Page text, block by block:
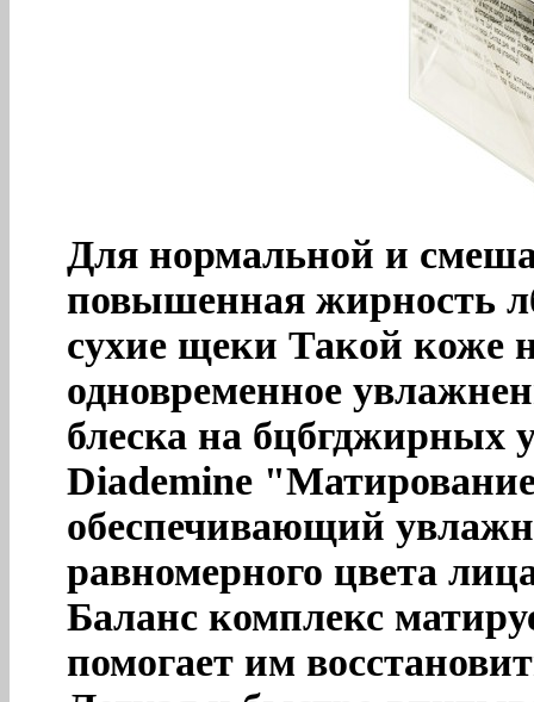
Для нормальной и
повышенная жирность
сухие щеки Такой коже
одновременное
блеска на бцбгджирных
Diademine
обеспечивающий
равномерного цвета
Баланс комплекс
помогает им